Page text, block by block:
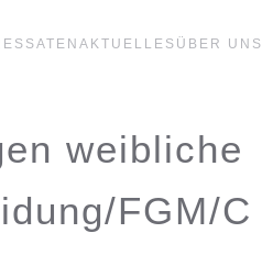
AKTUELLES ÜBER UNS
weibliche
FGM/C